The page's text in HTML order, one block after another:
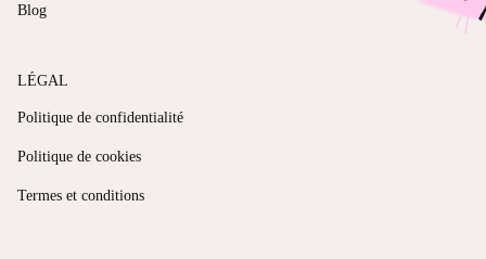
Blog
LÉGAL
Politique de confidentialité
Politique de cookies
Termes et conditions